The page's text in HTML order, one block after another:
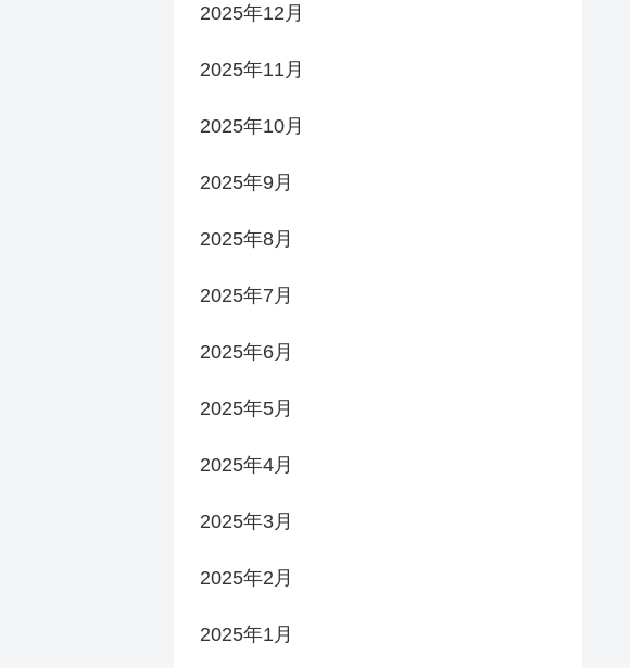
2025年12月
2025年11月
2025年10月
2025年9月
2025年8月
2025年7月
2025年6月
2025年5月
2025年4月
2025年3月
2025年2月
2025年1月